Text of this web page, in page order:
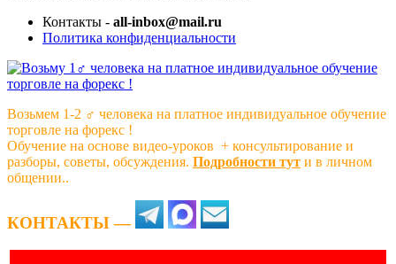
Контакты - all-inbox@mail.ru
Политика конфиденциальности
Возьмем 1-2 ‍♂️ человека на платное индивидуальное обучение
торговле на форекс !
Обучение на основе видео-уроков ️ + консультирование и
разборы, советы, обсуждения. Подробности тут и в личном
общении..
КОНТАКТЫ —